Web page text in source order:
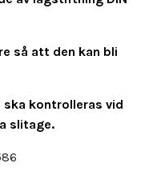
så att den kan bli
ska kontrolleras vid
slitage.